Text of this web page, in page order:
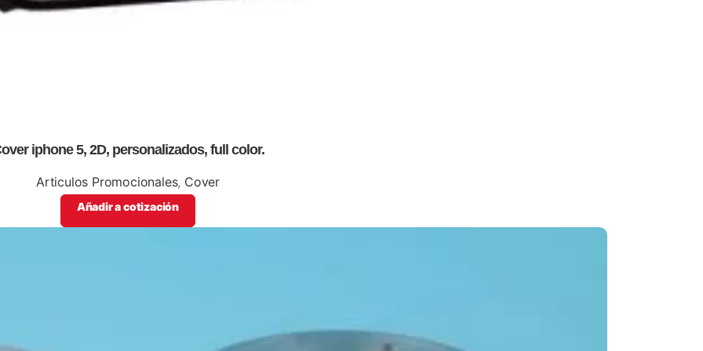
iphone 5, 2D, personalizados, full color.
Articulos Promocionales, Cover
Añadir a cotización